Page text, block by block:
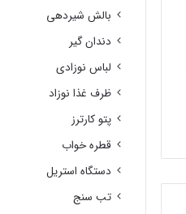
بالش شیردهی
دندان گیر
لباس نوزادی
ظرف غذا نوزاد
پتو کارترز
قطره خواب
دستگاه استریل
تب سنج